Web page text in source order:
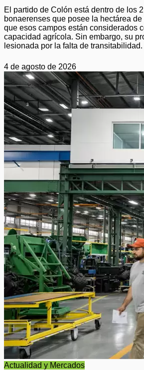
El partido de Colón está dentro de los
bonaerenses que posee la hectárea
que esos campos están considerados
capacidad agrícola. Sin embargo, su
lesionada por la falta de transitabilidad.
4 de agosto de 2026
Actualidad y Mercados